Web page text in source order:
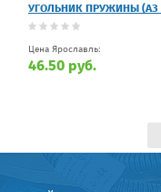
УГОЛЬНИК ПРУЖИНЫ (АЗ
Цена Ярославль:
46.50 руб.